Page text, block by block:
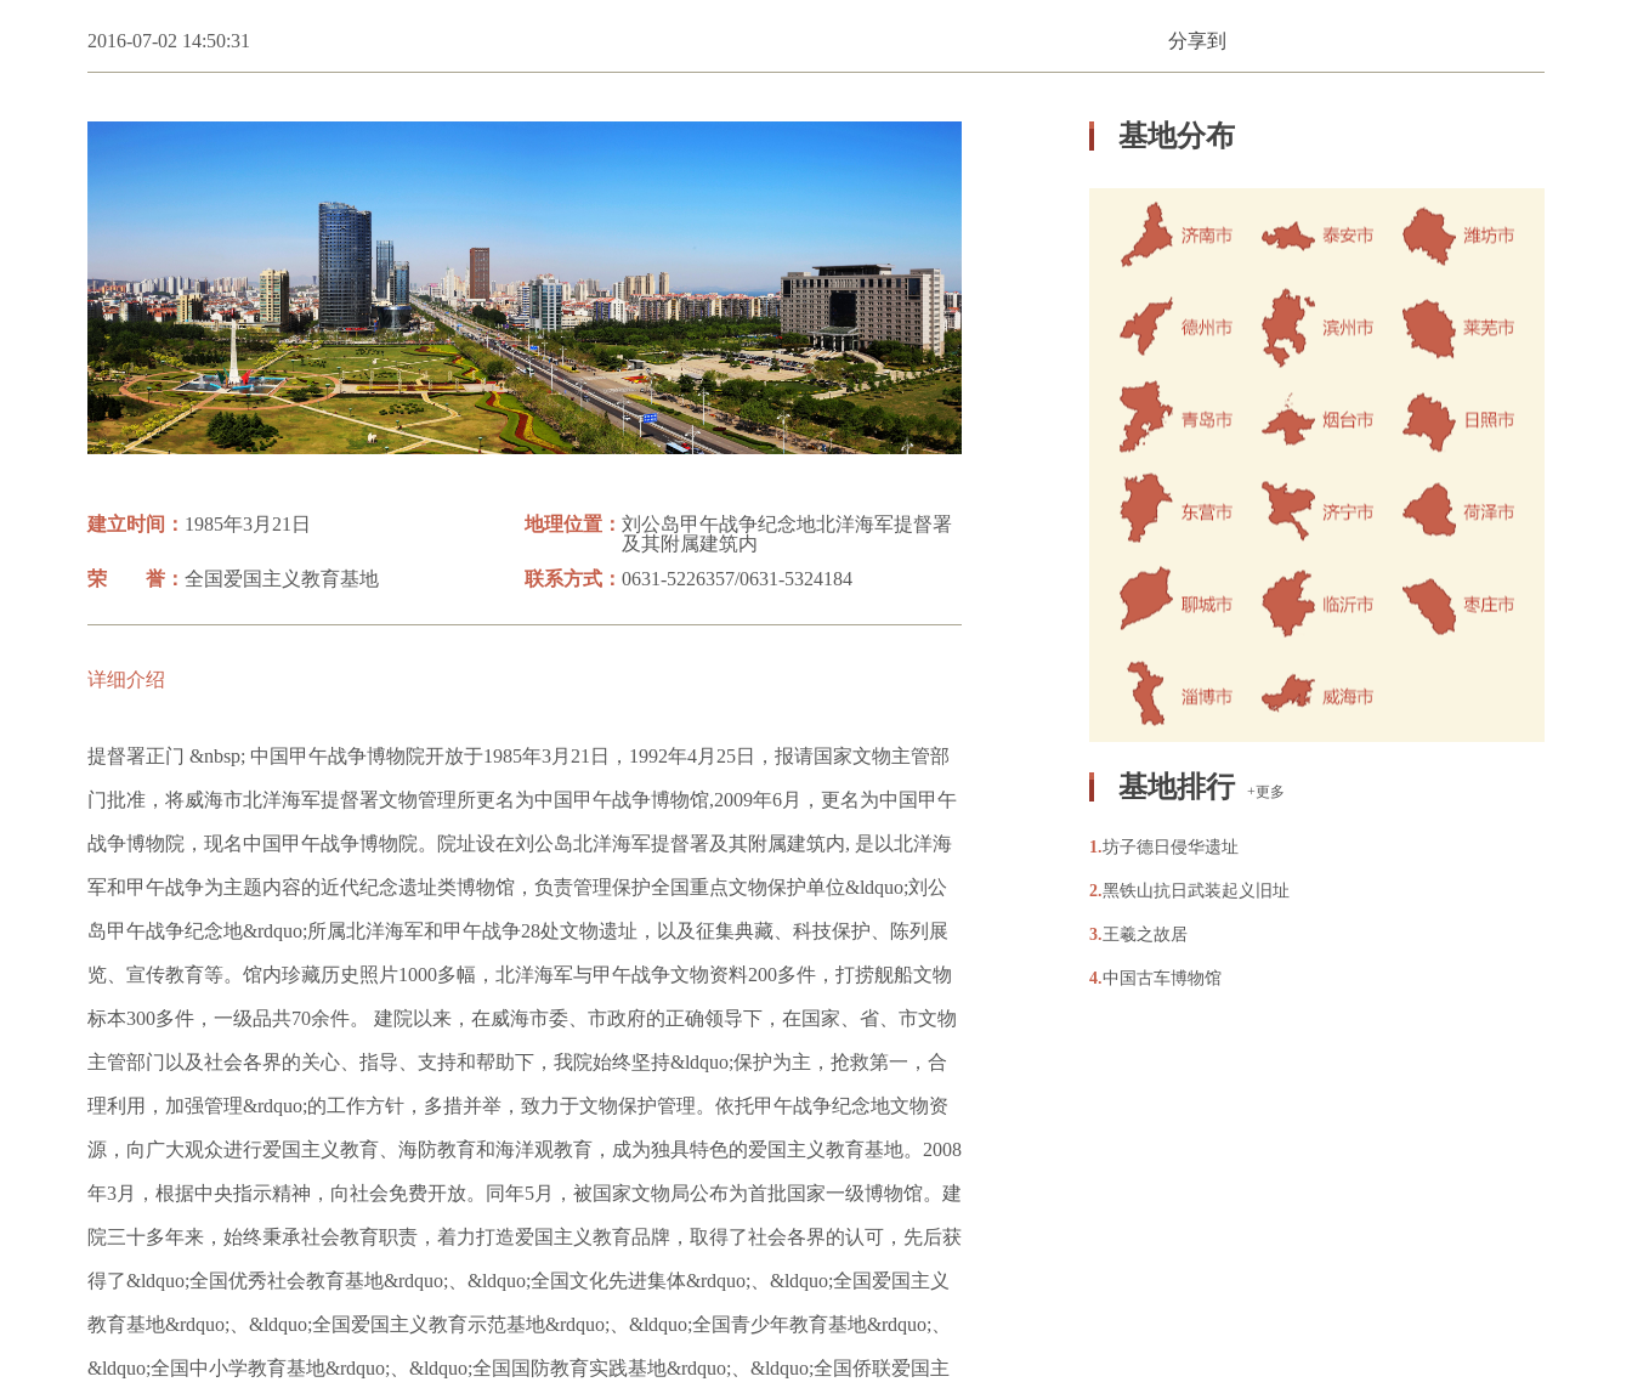
2016-07-02 14:50:31 分享到
建立时间： 1985年3月21日 地理位置： 刘公岛甲午战争纪念地北洋海军提督署
及其附属建筑内
荣 誉： 全国爱国主义教育基地 联系方式： 0631-5226357/0631-5324184
详细介绍
提督署正门 &nbsp; 中国甲午战争博物院开放于1985年3月21日，1992年4月25日，报请国家文物主管部
门批准，将威海市北洋海军提督署文物管理所更名为中国甲午战争博物馆,2009年6月，更名为中国甲午
战争博物院，现名中国甲午战争博物院。院址设在刘公岛北洋海军提督署及其附属建筑内, 是以北洋海
军和甲午战争为主题内容的近代纪念遗址类博物馆，负责管理保护全国重点文物保护单位&ldquo;刘公
岛甲午战争纪念地&rdquo;所属北洋海军和甲午战争28处文物遗址，以及征集典藏、科技保护、陈列展
览、宣传教育等。馆内珍藏历史照片1000多幅，北洋海军与甲午战争文物资料200多件，打捞舰船文物
标本300多件，一级品共70余件。 建院以来，在威海市委、市政府的正确领导下，在国家、省、市文物
主管部门以及社会各界的关心、指导、支持和帮助下，我院始终坚持&ldquo;保护为主，抢救第一，合
理利用，加强管理&rdquo;的工作方针，多措并举，致力于文物保护管理。依托甲午战争纪念地文物资
源，向广大观众进行爱国主义教育、海防教育和海洋观教育，成为独具特色的爱国主义教育基地。2008
年3月，根据中央指示精神，向社会免费开放。同年5月，被国家文物局公布为首批国家一级博物馆。建
院三十多年来，始终秉承社会教育职责，着力打造爱国主义教育品牌，取得了社会各界的认可，先后获
得了&ldquo;全国优秀社会教育基地&rdquo;、&ldquo;全国文化先进集体&rdquo;、&ldquo;全国爱国主义
教育基地&rdquo;、&ldquo;全国爱国主义教育示范基地&rdquo;、&ldquo;全国青少年教育基地&rdquo;、
&ldquo;全国中小学教育基地&rdquo;、&ldquo;全国国防教育实践基地&rdquo;、&ldquo;全国侨联爱国主
基地分布
基地排行 +更多
1.坊子德日侵华遗址
2.黑铁山抗日武装起义旧址
3.王羲之故居
4.中国古车博物馆